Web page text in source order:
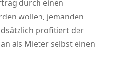
durch einen
wollen, jemanden
profitiert der
als Mieter selbst einen